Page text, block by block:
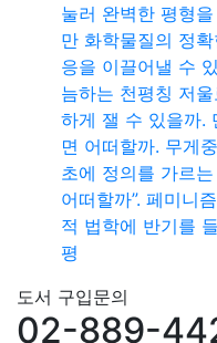
눌러 완벽한 평형
만 화학물질의 정
응을 이끌어낼 수
늠하는 천평칭 저
하게 잴 수 있을까.
면 어떠할까. 무게
초에 정의를 가르
어떠할까”. 페미니
적 법학에 반기를
평
도서 구입문의
02-889-